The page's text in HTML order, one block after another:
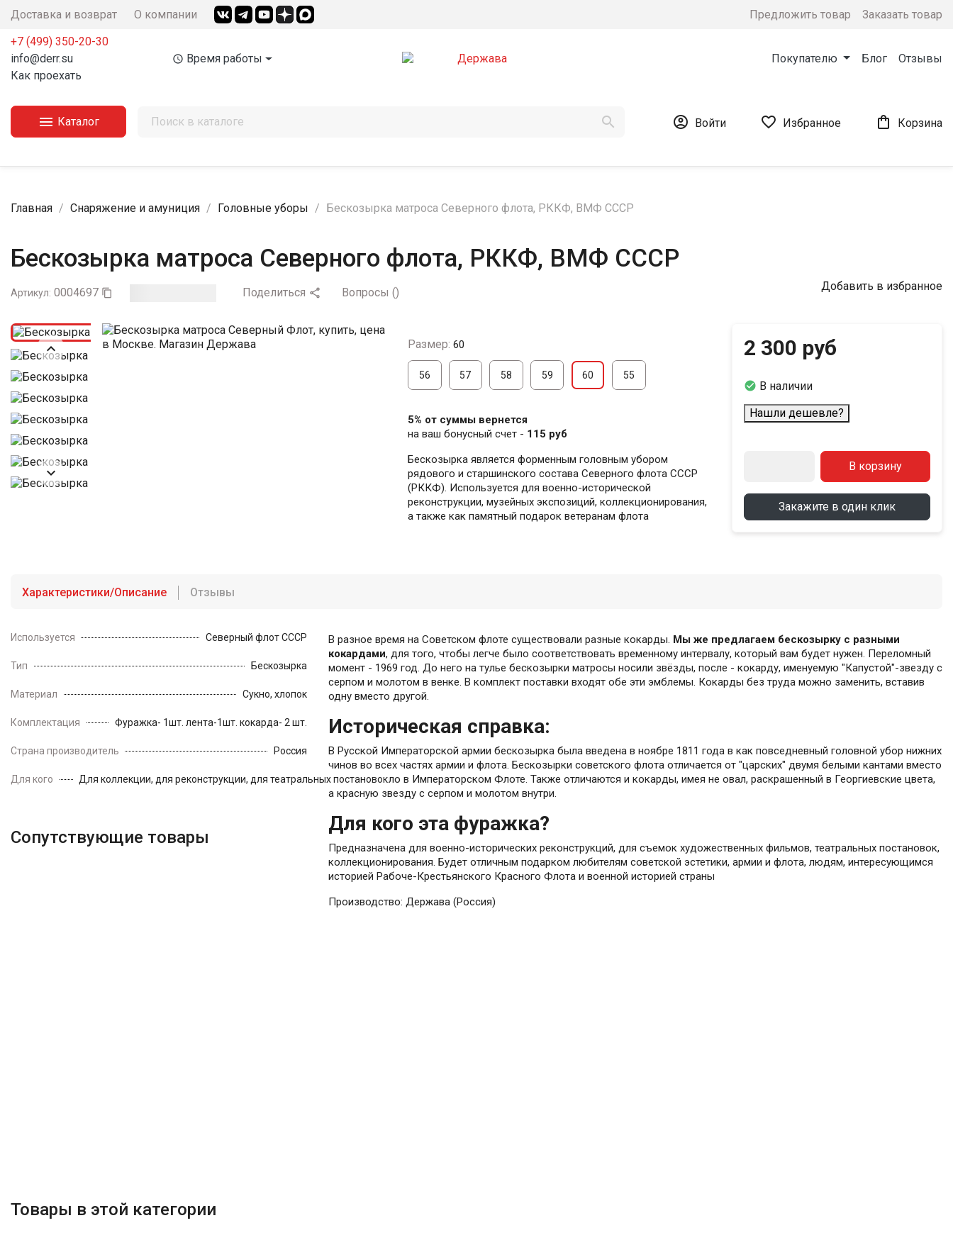
Доставка и возврат О компании Предложить товар Заказать товар
+7 (499) 350-20-30
info@derr.su
Как проехать
access_time Время работы Покупателю Блог Отзывы
 Каталог   Войти  Избранное  Корзина
Главная Снаряжение и амуниция Головные уборы Бескозырка матроса Северного флота, РККФ, ВМФ СССР
Бескозырка матроса Северного флота, РККФ, ВМФ СССР
Артикул: 0004697  Поделиться  Вопросы () Добавить в избранное


Размер: 60
56 57 58 59 60 55
5% от суммы вернется
на ваш бонусный счет - 115 руб
Бескозырка является форменным головным убором
рядового и старшинского состава Северного флота СССР
(РККФ). Используется для военно-исторической
реконструкции, музейных экспозиций, коллекционирования,
а также как памятный подарок ветеранам флота
2 300 руб
 В наличии
Нашли дешевле?
В корзину
Закажите в один клик
Характеристики/Описание Отзывы
Используется Северный флот СССР
Тип Бескозырка
Материал Сукно, хлопок
Комплектация Фуражка- 1шт. лента-1шт. кокарда- 2 шт.
Страна производитель Россия
Для кого Для коллекции, для реконструкции, для театральных постановок
Сопутствующие товары
В разное время на Советском флоте существовали разные кокарды. Мы же предлагаем бескозырку с разными
кокардами, для того, чтобы легче было соответствовать временному интервалу, который вам будет нужен. Переломный
момент - 1969 год. До него на тулье бескозырки матросы носили звёзды, после - кокарду, именуемую "Капустой"-звезду с
серпом и молотом в венке. В комплект поставки входят обе эти эмблемы. Кокарды без труда можно заменить, вставив
одну вместо другой.
Историческая справка:
В Русской Императорской армии бескозырка была введена в ноябре 1811 года в как повседневный головной убор нижних
чинов во всех частях армии и флота. Бескозырки советского флота отличается от "царских" двумя белыми кантами вместо
трёх, как было в Императорском Флоте. Также отличаются и кокарды, имея не овал, раскрашенный в Георгиевские цвета,
а красную звезду с серпом и молотом внутри.
Для кого эта фуражка?
Предназначена для военно-исторических реконструкций, для съемок художественных фильмов, театральных постановок,
коллекционирования. Будет отличным подарком любителям советской эстетики, армии и флота, людям, интересующимся
историей Рабоче-Крестьянского Красного Флота и военной историей страны
Производство: Держава (Россия)
Товары в этой категории